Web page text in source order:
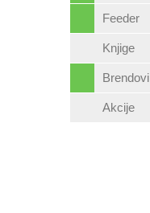
Feeder
Knjige
Brendovi
Akcije